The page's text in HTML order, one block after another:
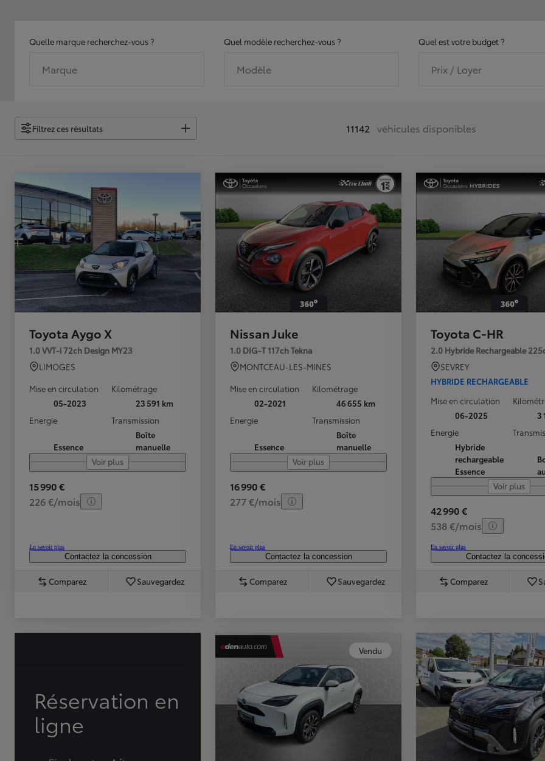
TOYOTA C-HR
Quelle marque recherchez-vous ?
Marque
Quel modèle recherchez-vous ?
Modèle
Quel est votre budget ?
Prix / Loyer
Filtrez ces résultats 11142 véhicules disponibles
Toyota Aygo X
1.0 VVT-i 72ch Design MY23
LIMOGES
Mise en circulation
05-2023
Kilométrage
23 591 km
Energie
Essence
Transmission
Boîte
manuelle
Voir plus
15 990 €
226 €/mois
En savoir plus
Contactez la concession
Comparez Sauvegardez
Nissan Juke
1.0 DIG-T 117ch Tekna
MONTCEAU-LES-MINES
Mise en circulation
02-2021
Kilométrage
46 655 km
Energie
Essence
Transmission
Boîte
manuelle
Voir plus
16 990 €
277 €/mois
En savoir plus
Contactez la concession
Comparez Sauvegardez
Toyota C-HR
2.0 Hybride Rechargeable
SEVREY
HYBRIDE RECHARGEABLE
Mise en circulation
06-2025
3
Energie
Hybride
rechargeable
Essence
Voir plus
42 990 €
538 €/mois
En savoir plus
Contactez la
Comparez
Réservation en
ligne
Vendu